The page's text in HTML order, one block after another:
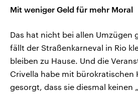
Mit weniger Geld für mehr Moral
Das hat nicht bei allen Umzügen
fällt der Straßenkarneval in Rio
bleiben zu Hause. Und die
Crivella habe mit bürokratischen
gesorgt, dass sie diesmal keinen